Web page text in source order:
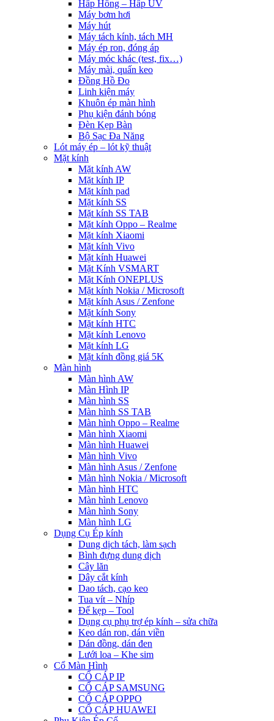
Hấp Hồng – Hấp UV
Máy bơm hơi
Máy hút
Máy tách kính, tách MH
Máy ép ron, đóng áp
Máy móc khác (test, fix…)
Máy mài, quấn keo
Đồng Hồ Đo
Linh kiện máy
Khuôn ép màn hình
Phụ kiện đánh bóng
Đèn Kẹp Bàn
Bộ Sạc Đa Năng
Lót máy ép – lót kỹ thuật
Mặt kính
Mặt kính AW
Mặt kính IP
Mặt kính pad
Mặt kính SS
Mặt kính SS TAB
Mặt kính Oppo – Realme
Mặt kính Xiaomi
Mặt kính Vivo
Mặt kính Huawei
Mặt Kính VSMART
Mặt Kính ONEPLUS
Mặt kính Nokia / Microsoft
Mặt kính Asus / Zenfone
Mặt kính Sony
Mặt kính HTC
Mặt kính Lenovo
Mặt kính LG
Mặt kính đồng giá 5K
Màn hình
Màn hình AW
Màn Hình IP
Màn hình SS
Màn hình SS TAB
Màn hình Oppo – Realme
Màn hình Xiaomi
Màn hình Huawei
Màn hình Vivo
Màn hình Asus / Zenfone
Màn hình Nokia / Microsoft
Màn hình HTC
Màn hình Lenovo
Màn hình Sony
Màn hình LG
Dụng Cụ Ép kính
Dung dịch tách, làm sạch
Bình đựng dung dịch
Cây lăn
Dây cắt kính
Dao tách, cạo keo
Tua vít – Nhíp
Đế kẹp – Tool
Dụng cụ phụ trợ ép kính – sửa chữa
Keo dán ron, dán viền
Dán đồng, dán đen
Lưới loa – Khe sim
Cổ Màn Hình
CỔ CÁP IP
CỔ CÁP SAMSUNG
CỔ CÁP OPPO
CỔ CÁP HUAWEI